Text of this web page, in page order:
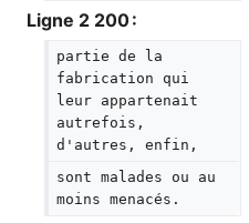
Ligne 2 200 :
partie de la
fabrication qui
leur appartenait
autrefois,
d'autres, enfin,
sont malades ou au
moins menacés.